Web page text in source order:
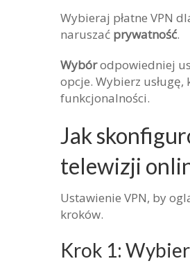
Wybieraj płatne VPN
naruszać prywatność.
Wybórodpowiedniej
opcje. Wybierz
funkcjonalności.
Jak
telewizji
Ustawienie VPN, by
kroków.
Krok 1: